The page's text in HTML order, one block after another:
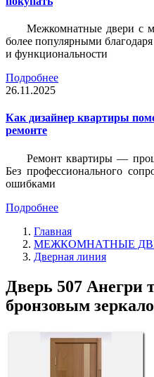
Межкомнатные двери с
более популярными
и функциональности
Подробнее
26.11.2025
Как дизайнер квартиры
ремонте
Ремонт квартиры —
Без профессионального
ошибками
Подробнее
Главная
МЕЖКОМНАТНЫЕ
Дверная линия
Дверь 507 Анегри
бронзовым